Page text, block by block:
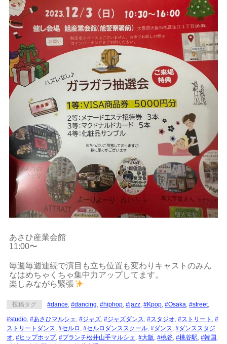
あさひ産業会館
11:00〜
毎週毎週連続で演目も立ち位置も変わりキャストのみん
なはめちゃくちゃ集中力アップしてます。
楽しみながら緊張
投稿タグ #dance ,#dancing ,#hiphop ,#jazz ,#Kpop ,#Osaka ,#street,
#studio ,#あさひマルシェ ,#ジャズ ,#ジャズダンス ,#スタジオ ,#ストリート ,#
ストリートダンス ,#セルロ ,#セルロダンススクール ,#ダンス ,#ダンススタジ
オ ,#ヒップホップ,#ブランチ松井山手マルシェ ,#大阪 ,#桃谷 ,#桃谷駅 ,#韓国